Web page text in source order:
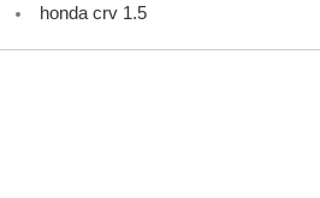
honda crv 1.5